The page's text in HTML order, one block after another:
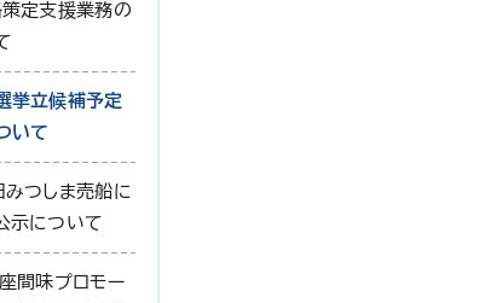
策定支援業務の
挙立候補予定
いて
つしま売船に
示について
間味プロモー